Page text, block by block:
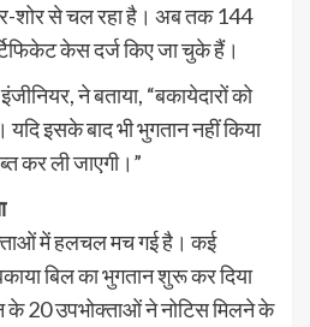
शोर से चल रहा है। अब तक 144
केस दर्ज किए जा चुके हैं।
ने बताया, “बकायेदारों को
इसके बाद भी भुगतान नहीं किया
कर ली जाएगी।”
में हलचल मच गई है। कई
बिल का भुगतान शुरू कर दिया
20 उपभोक्ताओं ने नोटिस मिलने के